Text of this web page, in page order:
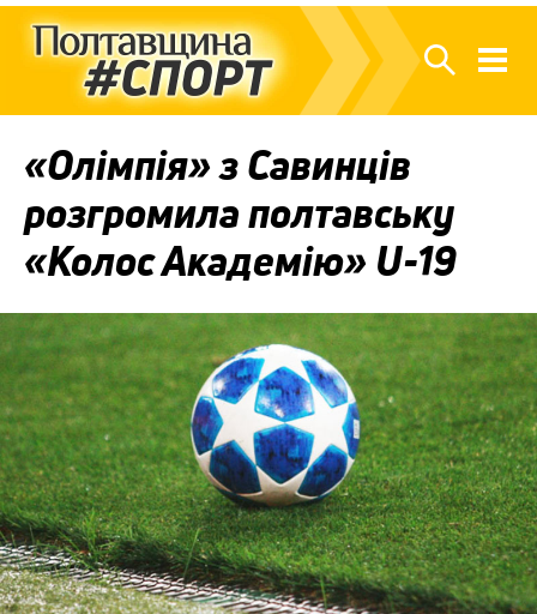
«Олімпія» з Савинців
розгромила полтавську
«Колос Академію» U-19